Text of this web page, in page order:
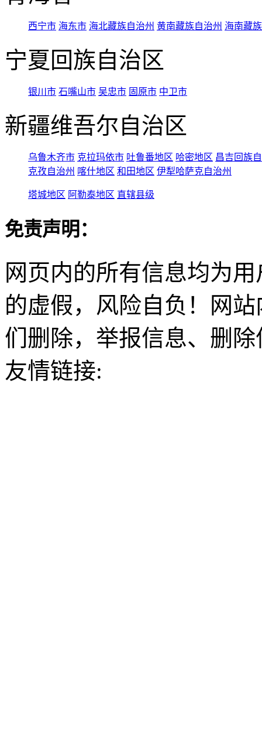
西宁市 海东市 海北藏族自治州 黄南藏族自治州 海南藏
宁夏回族自治区
银川市 石嘴山市 吴忠市 固原市 中卫市
新疆维吾尔自治区
乌鲁木齐市 克拉玛依市 吐鲁番地区 哈密地区 昌吉回族
克孜自治州 喀什地区 和田地区 伊犁哈萨克自治州
塔城地区 阿勒泰地区 直辖县级
免责声明：
网页内的所有信息均为
的虚假，风险自负！网
们删除，举报信息、删
友情链接: